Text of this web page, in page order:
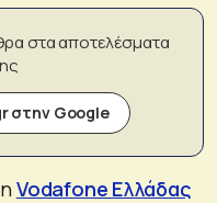
στα αποτελέσματα
στην Google
Vodafone Ελλάδας